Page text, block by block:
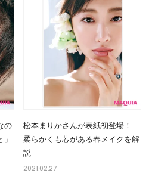
の
松本まりかさんが表紙初登場！
柔らかくも芯がある春メイクを解
説
2021.02.27